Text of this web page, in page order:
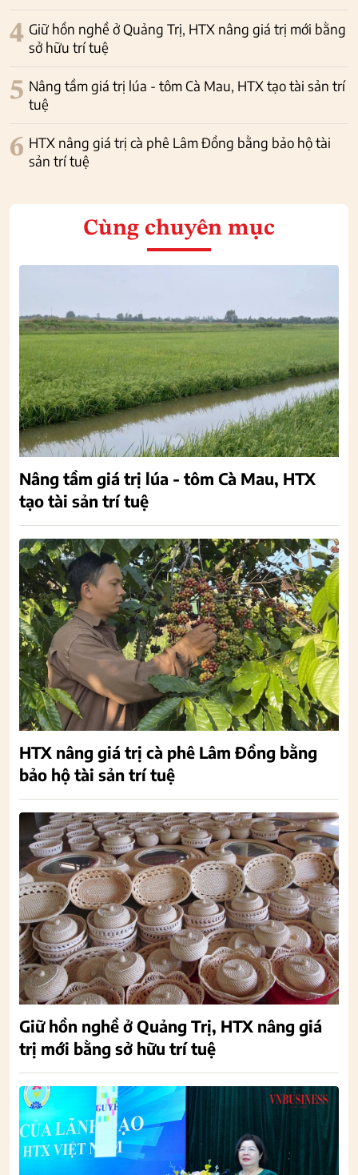
4 Giữ hồn nghề ở Quảng Trị, HTX nâng giá trị mới bằng
sở hữu trí tuệ
5 Nâng tầm giá trị lúa - tôm Cà Mau, HTX tạo tài sản trí
tuệ
6 HTX nâng giá trị cà phê Lâm Đồng bằng bảo hộ tài
sản trí tuệ
Cùng chuyên mục
Nâng tầm giá trị lúa - tôm Cà Mau, HTX
tạo tài sản trí tuệ
HTX nâng giá trị cà phê Lâm Đồng bằng
bảo hộ tài sản trí tuệ
Giữ hồn nghề ở Quảng Trị, HTX nâng giá
trị mới bằng sở hữu trí tuệ